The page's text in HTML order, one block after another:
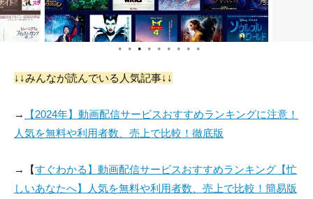
● ● ● ● ● ● ● ● ●
↓↓みんなが読んでいる人気記事↓↓
→
【2024年】動画配信サービスおすすめランキングに注意！
人気を無料や利用者数、売上で比較！徹底版
→【すぐわかる】動画配信サービスおすすめランキング【忙
しいあなたへ】人気を無料や利用者数、売上で比較！簡易版